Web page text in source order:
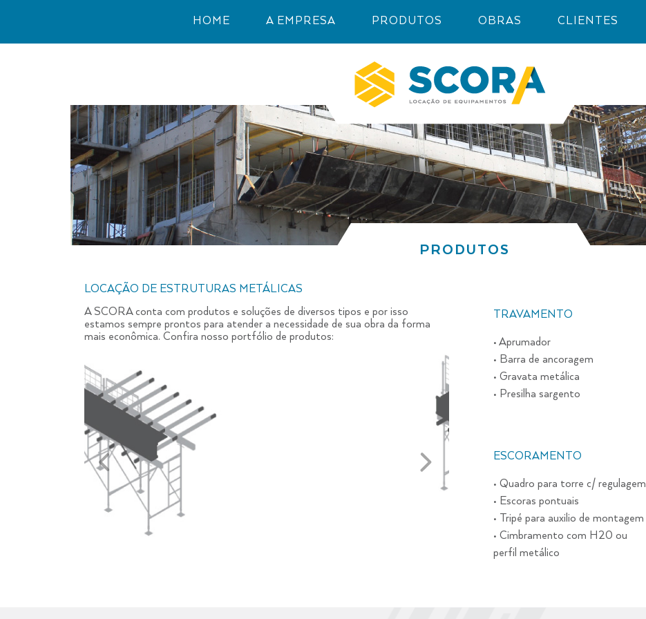
HOME A EMPRESA PRODUTOS OBRAS CLIENTES
PRODUTOS
LOCAÇÃO DE ESTRUTURAS METÁLICAS
A SCORA conta com produtos e soluções de diversos tipos e por isso
estamos sempre prontos para atender a necessidade de sua obra da forma
mais econômica. Confira nosso portfólio de produtos:
TRAVAMENTO
• Aprumador
• Barra de ancoragem
• Gravata metálica
• Presilha sargento
ESCORAMENTO
• Quadro para torre c/ regulagem
• Escoras pontuais
• Tripé para auxilio de montagem
• Cimbramento com H20 ou
perfil metálico